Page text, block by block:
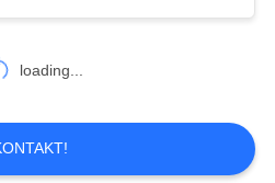
loading...